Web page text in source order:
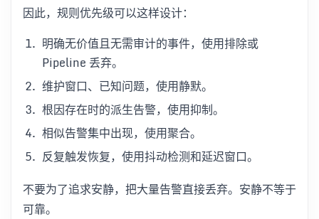
因此，规则优先级可以这样设计：
明确无价值且无需审计的事件，使用排除或
Pipeline 丢弃。
维护窗口、已知问题，使用静默。
根因存在时的派生告警，使用抑制。
相似告警集中出现，使用聚合。
反复触发恢复，使用抖动检测和延迟窗口。
不要为了追求安静，把大量告警直接丢弃。安静不等于
可靠。